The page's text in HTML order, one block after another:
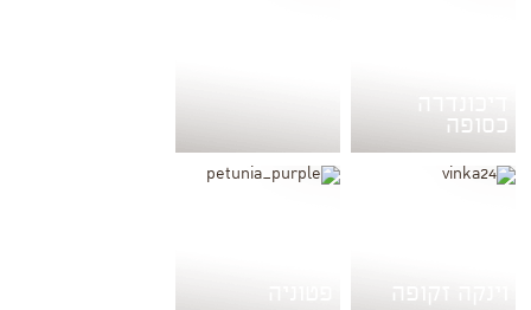
דיכונדרה
כסופה
וינקה זקופה